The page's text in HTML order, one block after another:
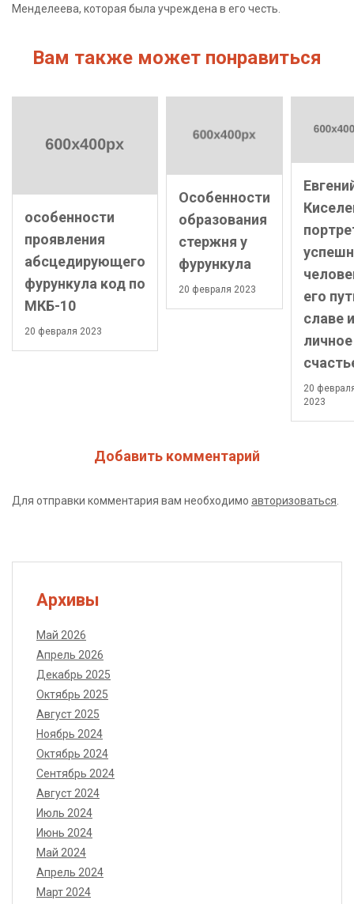
Менделеева, которая была учреждена в его честь.
Вам также может понравиться
особенности
проявления
абсцедирующего
фурункула код по
МКБ-10
20 февраля 2023
Особенности
образования
стержня у
фурункула
20 февраля 2023
его
славе и
личное
20
2023
Добавить комментарий
Для отправки комментария вам необходимо авторизоваться.
Архивы
Май 2026
Апрель 2026
Декабрь 2025
Октябрь 2025
Август 2025
Ноябрь 2024
Октябрь 2024
Сентябрь 2024
Август 2024
Июль 2024
Июнь 2024
Май 2024
Апрель 2024
Март 2024